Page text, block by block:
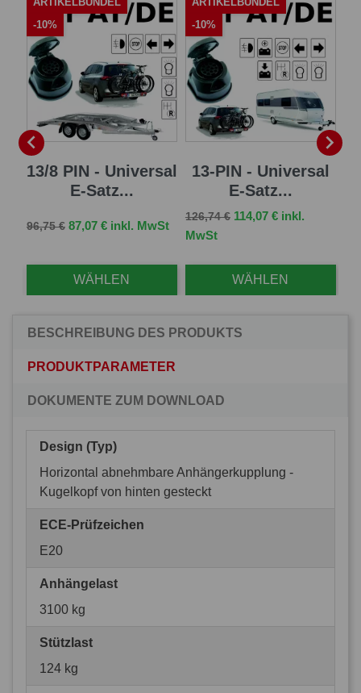

13/8 PIN - Universal
E-Satz...
Verkaufspreis
96,75 € Preis
87,07 € inkl. MwSt
WÄHLEN
-10%
13-PIN - Universal
E-Satz...
Verkaufspreis
126,74 € Preis
114,07 € inkl.
MwSt
WÄHLEN
-10%

BESCHREIBUNG DES PRODUKTS
PRODUKTPARAMETER
DOKUMENTE ZUM DOWNLOAD
Design (Typ)
Horizontal abnehmbare Anhängerkupplung -
Kugelkopf von hinten gesteckt
ECE-Prüfzeichen
E20
Anhängelast
3100 kg
Stützlast
124 kg